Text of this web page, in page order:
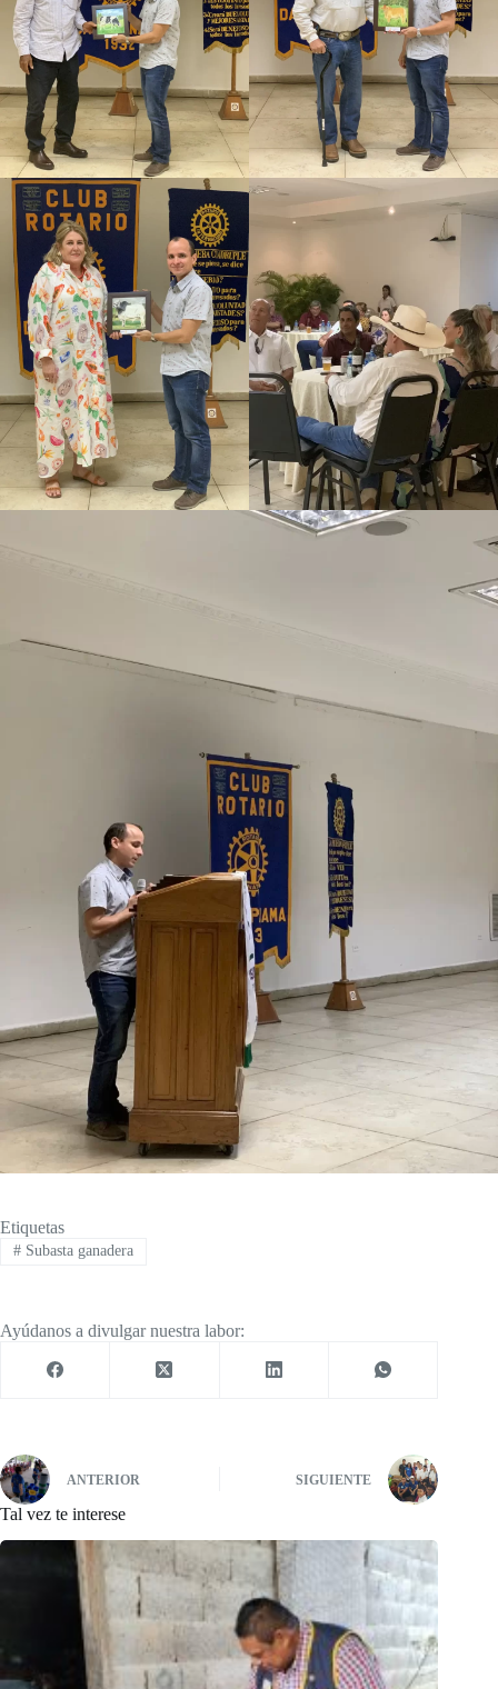
Etiquetas
#Subasta ganadera
Ayúdanos a divulgar nuestra labor:
ANTERIOR SIGUIENTE
Tal vez te interese